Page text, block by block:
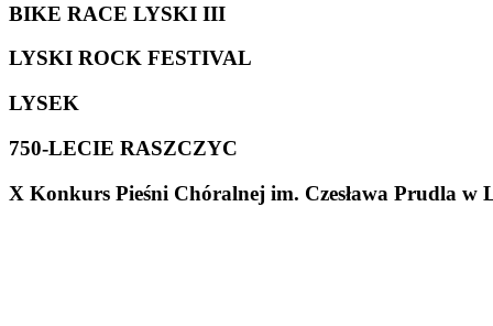
BIKE RACE LYSKI III
LYSKI ROCK FESTIVAL
LYSEK
750-LECIE RASZCZYC
X Konkurs Pieśni Chóralnej im. Czesława Prudla w